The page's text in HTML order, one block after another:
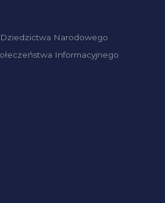
Narodowego
Informacyjnego